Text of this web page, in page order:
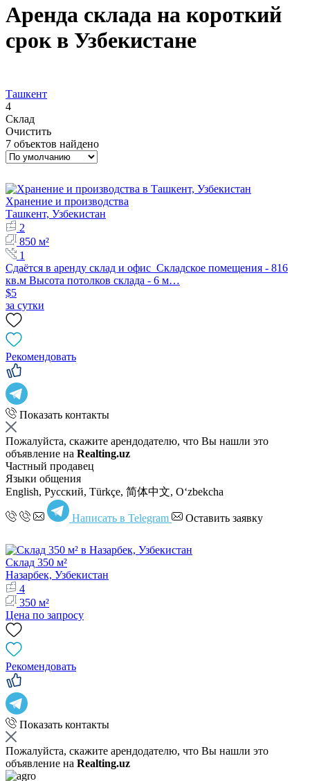
Аренда склада на короткий
срок в Узбекистане
Ташкент
4
Склад
Очистить
7 объектов найдено
Хранение и производства
Ташкент, Узбекистан
2
850 м²
1
Сдаётся в аренду склад и офис Складское помещения - 816
кв.м Высота потолков склада - 6 м…
$5
за сутки
Рекомендовать
Показать контакты
Пожалуйста, скажите арендодателю, что Вы нашли это
объявление на Realting.uz
Частный продавец
Языки общения
English, Русский, Türkçe, 简体中文, Oʻzbekcha
Написать в Telegram Оставить заявку
Склад 350 м²
Назарбек, Узбекистан
4
350 м²
Цена по запросу
Рекомендовать
Показать контакты
Пожалуйста, скажите арендодателю, что Вы нашли это
объявление на Realting.uz